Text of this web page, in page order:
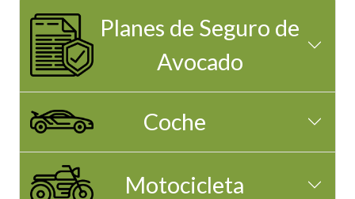
Planes de Seguro de
Avocado
Coche
Motocicleta